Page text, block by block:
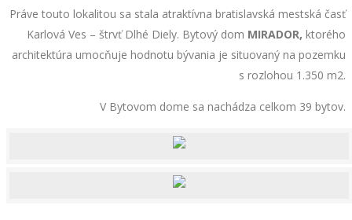
Práve touto lokalitou sa stala atraktívna bratislavská mestská časť
Karlová Ves – štrvť Dlhé Diely. Bytový dom MIRADOR, ktorého
architektúra umocňuje hodnotu bývania je situovaný na pozemku
s rozlohou 1.350 m2.
V Bytovom dome sa nachádza celkom 39 bytov.